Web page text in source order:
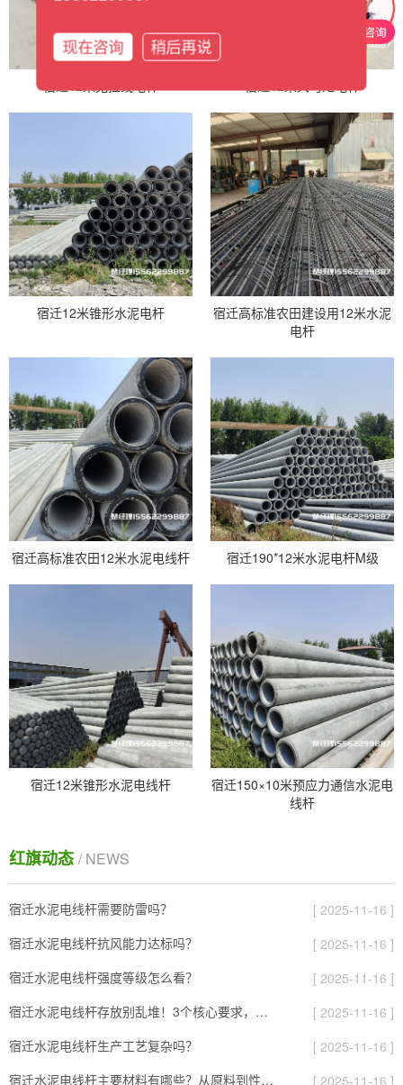
宿迁12米无拉线电杆 宿迁12米大弯矩电杆
宿迁12米锥形水泥电杆
宿迁高标准农田建设用12米水泥
电杆
宿迁高标准农田12米水泥电线杆 宿迁190*12米水泥电杆M级
宿迁12米锥形水泥电线杆
宿迁150×10米预应力通信水泥电
线杆
红旗动态 / NEWS
宿迁水泥电线杆需要防雷吗？
[ 2025-11-16 ]
宿迁水泥电线杆抗风能力达标吗？
[ 2025-11-16 ]
宿迁水泥电线杆强度等级怎么看？
[ 2025-11-16 ]
宿迁水泥电线杆存放别乱堆！3个核心要求，避免风吹雨打变“废杆”
[ 2025-11-16 ]
宿迁水泥电线杆生产工艺复杂吗？
[ 2025-11-16 ]
宿迁水泥电线杆主要材料有哪些？从原料到性能全解析
[ 2025-11-16 ]
现在咨询 稍后再说